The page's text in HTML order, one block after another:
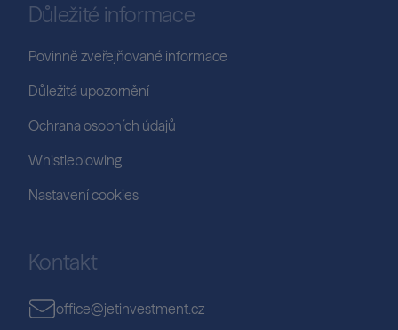
Důležité informace
Povinně zveřejňované informace
Důležitá upozornění
Ochrana osobních údajů
Whistleblowing
Nastavení cookies
Kontakt
office@jetinvestment.cz